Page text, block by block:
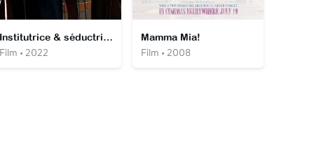
Institutrice & séductrice
• 2022
Mamma Mia!
Film • 2008